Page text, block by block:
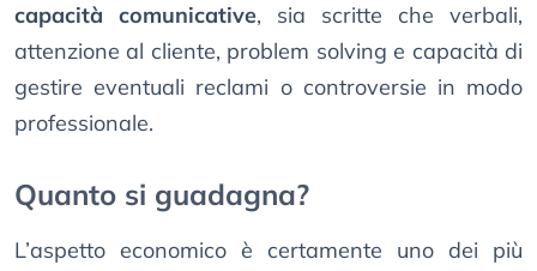
capacità comunicative, sia scritte che verbali,
attenzione al cliente, problem solving e capacità di
gestire eventuali reclami o controversie in modo
professionale.
Quanto si guadagna?
L’aspetto economico è certamente uno dei più